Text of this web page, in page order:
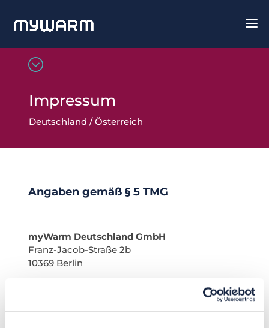
;
Impressum
Deutschland / Österreich
Angaben gemäß § 5 TMG
myWarm Deutschland GmbH
Franz-Jacob-Straße 2b
10369 Berlin
Unternehmensgegenstand: Erbringung von
IT-Dienstleistungen, insbesondere im Bereich
der Energie-Effizienz sowie der Haustechnik